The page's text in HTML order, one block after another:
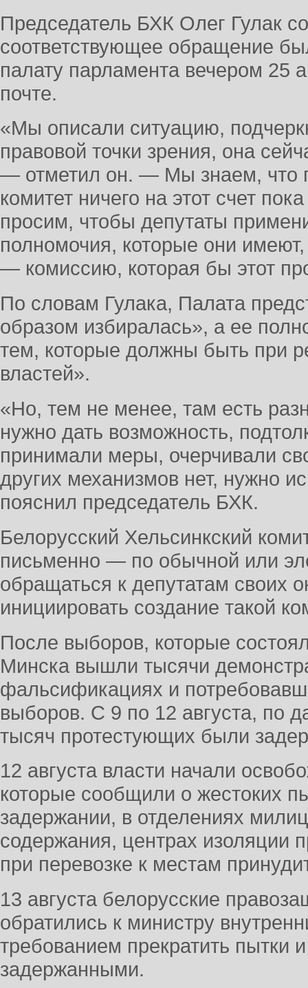
Председатель БХК Олег Гулак
соответствующее обращение
палату парламента вечером 25
почте.
«Мы описали ситуацию,
правовой точки зрения, она
— отметил он. — Мы знаем, что
комитет ничего на этот счет
просим, чтобы депутаты
полномочия, которые они
— комиссию, которая бы этот
По словам Гулака, Палата
образом избиралась», а ее
тем, которые должны быть при
властей».
«Но, тем не менее, там есть
нужно дать возможность,
принимали меры, очерчивали
других механизмов нет, нужно
пояснил председатель БХК.
Белорусский Хельсинкский
письменно — по обычной или
обращаться к депутатам своих
инициировать создание такой
После выборов, которые
Минска вышли тысячи
фальсификациях и
выборов. С 9 по 12 августа, по
тысяч протестующих были
12 августа власти начали
которые сообщили о жестоких
задержании, в отделениях
содержания, центрах изоляции
при перевозке к местам
13 августа белорусские
обратились к министру
требованием прекратить пытки
задержанными.